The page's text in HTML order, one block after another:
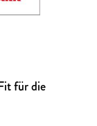
für die